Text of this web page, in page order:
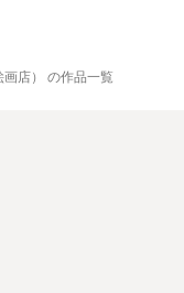
店） の作品一覧